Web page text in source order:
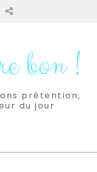
Pinterest
bon !
prétention,
du jour